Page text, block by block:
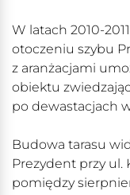
W latach 2010-
otoczeniu szybu
z aranżacjami
obiektu
po dewastacjach
Budowa tarasu
Prezydent przy ul.
pomiędzy